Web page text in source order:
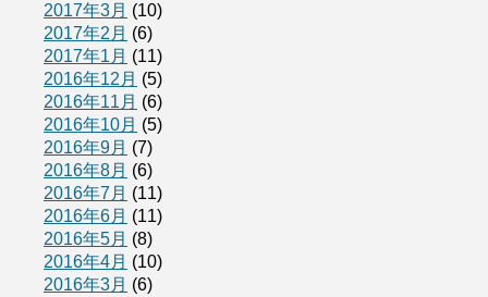
2017年3月 (10)
2017年2月 (6)
2017年1月 (11)
2016年12月 (5)
2016年11月 (6)
2016年10月 (5)
2016年9月 (7)
2016年8月 (6)
2016年7月 (11)
2016年6月 (11)
2016年5月 (8)
2016年4月 (10)
2016年3月 (6)